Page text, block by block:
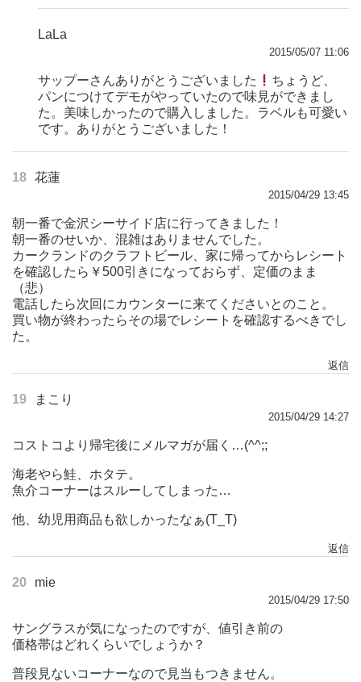
LaLa
2015/05/07 11:06
サップーさんありがとうございました
ちょうど、
パンにつけてデモがやっていたので味見ができまし
た。美味しかったので購入しました。ラベルも可愛い
です。ありがとうございました！
18 花蓮
2015/04/29 13:45
朝一番で金沢シーサイド店に行ってきました！
朝一番のせいか、混雑はありませんでした。
カークランドのクラフトビール、家に帰ってからレシート
を確認したら￥500引きになっておらず、定価のまま
（悲）
電話したら次回にカウンターに来てくださいとのこと。
買い物が終わったらその場でレシートを確認するべきでし
た。
返信
19 まこり
2015/04/29 14:27
コストコより帰宅後にメルマガが届く…(^^;;
海老やら鮭、ホタテ。
魚介コーナーはスルーしてしまった…
他、幼児用商品も欲しかったなぁ(T_T)
返信
20 mie
2015/04/29 17:50
サングラスが気になったのですが、値引き前の
価格帯はどれくらいでしょうか？
普段見ないコーナーなので見当もつきません。